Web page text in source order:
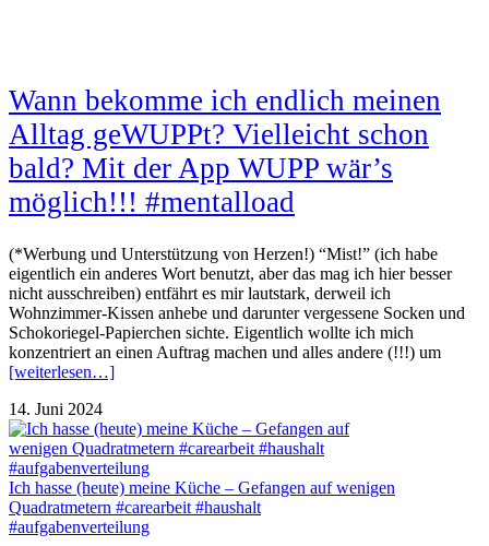
Wann bekomme ich endlich meinen
Alltag geWUPPt? Vielleicht schon
bald? Mit der App WUPP wär’s
möglich!!! #mentalload
(*Werbung und Unterstützung von Herzen!) “Mist!” (ich habe
eigentlich ein anderes Wort benutzt, aber das mag ich hier besser
nicht ausschreiben) entfährt es mir lautstark, derweil ich
Wohnzimmer-Kissen anhebe und darunter vergessene Socken und
Schokoriegel-Papierchen sichte. Eigentlich wollte ich mich
konzentriert an einen Auftrag machen und alles andere (!!!) um
[weiterlesen…]
14. Juni 2024
Ich hasse (heute) meine Küche – Gefangen auf wenigen
Quadratmetern #carearbeit #haushalt
#aufgabenverteilung